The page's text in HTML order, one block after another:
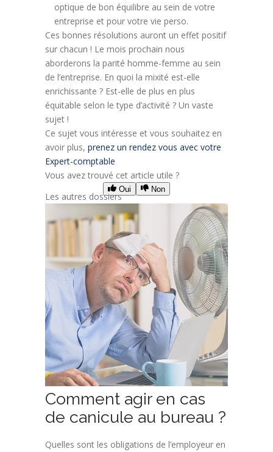
optique de bon équilibre au sein de votre
entreprise et pour votre vie perso.
Ces bonnes résolutions auront un effet positif
sur chacun ! Le mois prochain nous
aborderons la parité homme-femme au sein
de l’entreprise. En quoi la mixité est-elle
enrichissante ? Est-elle de plus en plus
équitable selon le type d’activité ? Un vaste
sujet !
Ce sujet vous intéresse et vous souhaitez en
avoir plus, prenez un rendez vous avec votre
Expert-comptable
Vous avez trouvé cet article utile ?
Oui Non
Les autres dossiers
Comment agir en cas
de canicule au bureau ?
Quelles sont les obligations de l’employeur en